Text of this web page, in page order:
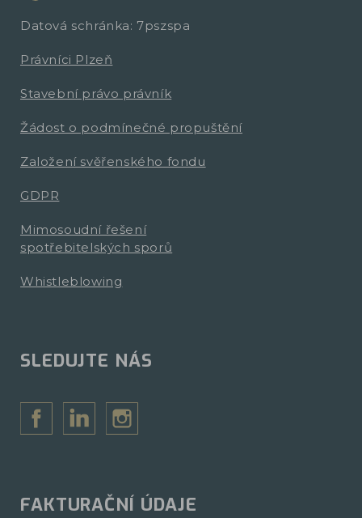
Datová schránka: 7pszspa
Právníci Plzeň
Stavební právo právník
Žádost o podmínečné propuštění
Založení svěřenského fondu
GDPR
Mimosoudní řešení
spotřebitelských sporů
Whistleblowing
SLEDUJTE NÁS
FAKTURAČNÍ ÚDAJE